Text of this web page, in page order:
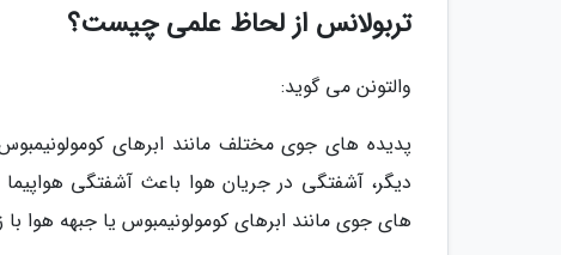
تربولانس از لحاظ علمی چیست؟
والتونن می گوید:
پدیده های جوی مختلف مانند ابرهای
دیگر، آشفتگی در جریان هوا باعث آشفتگی
های جوی مانند ابرهای کومولونیمبوس یا جبهه هوا